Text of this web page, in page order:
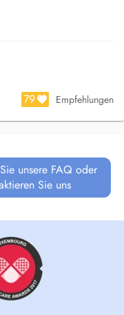
79 Empfehlungen
unsere FAQ oder
Sie uns